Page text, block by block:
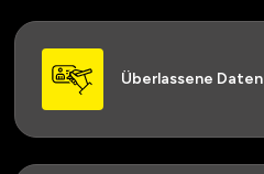
Überlassene Daten